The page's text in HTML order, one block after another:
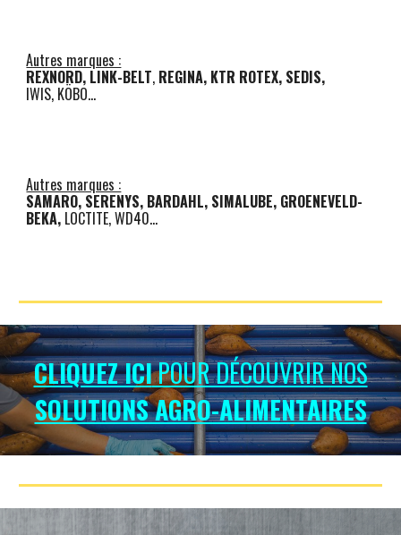
Autres marques :
REXNORD, LINK-BELT, REGINA, KTR ROTEX, SEDIS,
IWIS, KÖBO...
Autres marques :
SAMARO, SERENYS, BARDAHL, SIMALUBE, GROENEVELD-
BEKA, LOCTITE, WD40...
CLIQUEZ ICIPOUR DÉCOUVRIR NOS
SOLUTIONS AGRO-ALIMENTAIRES